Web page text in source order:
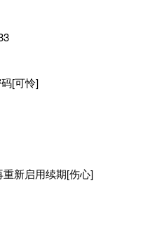
[可怜]
新启用续期[伤心]